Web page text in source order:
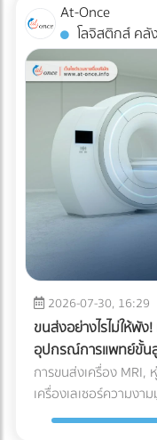
Supply Chain นวัตกรรมเปลี่ยนเกม: Solar Hybrid +
Industrial ESS ทำงาน
ระหว่าง แผงโซลาร์เซล
(สลับแหล่งจ่ายไฟ) + แ
ระบบ Industrial ESS
(เครื่องสำรองไฟ) ขน
รอยต่อ (Seamless
กระชาก ระบบจะสลับไ
เครื่องจักรสำคัญ
สายการผลิตเดินหน้า
2026 ถึงเป็น "จังหวะ
กลับไปช่วงปี 2021-
จนหลายโรงงานถอดใ
ปัจจัยเหล่านี้: ราคาแบ
เทคโนโลยีแบตเตอรี่
สำหรับอุตสาหกรรม มีก
ต่อกิโลวัตต์-ชั่วโมง
ความปลอดภัยสูง ไม่ติด
10,000 ไซเคิล (อ้างอิ
Shaving หั่นค่าไฟ
เทคโนโลยี Web-AR
AR: สัมผัสประสบการ
การทำ AR ในอดีตคือลู
แอปพลิเคชัน (App-
Web-AR ทลายข้อจำ
โฟนสแกน QR Code บ
คุณก็สามารถลอยขึ้นมา
ธุรกิจ B2B ถึงควรใช้
อยู่บนโต๊ะประชุม: คุณ
ขายลูกค้าได้ แต่
กลไกภายใน และหมุน
เปลี่ยนสิ่งพิมพ์ให้วัดผ
ไม่รู้เลยว่าลูกค้าอ่านหน้
ว่าลูกค้าสแกน QR
โมเดล 3D นานเท่าไร
B2B มีเวลาจำกัด การ
เห็นสินค้า ช่วยเพิ่มโอก
การลงทุนทำ Web-
สามารถนำไปใช้งานซ้
ส่ง Direct Mail ไปหาลูกค้าระดับ
At-Once
โลจิสติกส์ คลั
2026-07-30, 16:29
ขนส่งอย่างไรไม่ให้พั
อุปกรณ์การแพทย์ขั้น
การขนส่งเครื่อง
เครื่องเลเซอร์ความง
พัสดุทั่วไป เพราะควา